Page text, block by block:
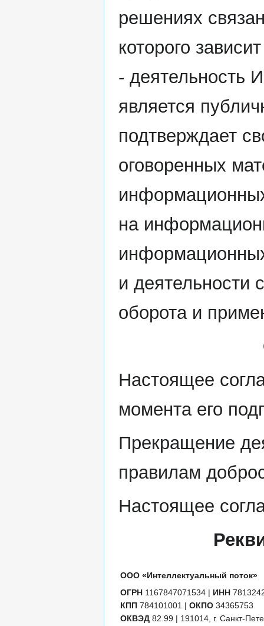
решениях
которого
- деятельность
является
подтверждает
оговоренных
на
и деятельности
оборота и
Настоящее
момента его
Прекращение
правилам
Настоящее
ООО «Интеллектуальный поток»
ОГРН 1167847071534 | ИНН
КПП 784101001 | ОКПО 34365753
ОКВЭД 82.99 | 191014, г. Санкт-